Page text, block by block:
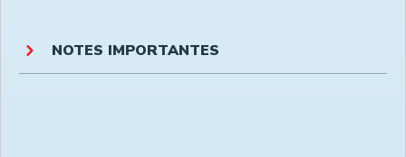
NOTES IMPORTANTES